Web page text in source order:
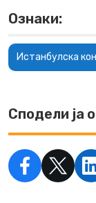
Ознаки:
Истанбулска
Сподели ја